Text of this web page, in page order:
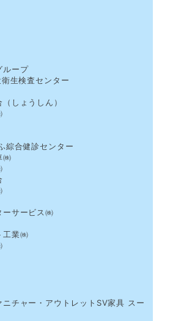
ループ
生検査センター
しょうしん）
綜合健診センター
㈱
ーサービス㈱
工業㈱
チャー・アウトレットSV家具 スー